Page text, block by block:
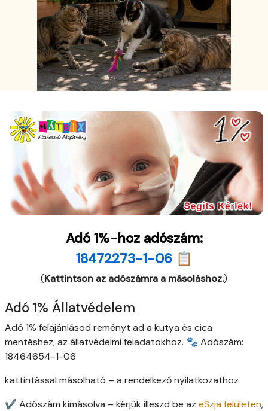
Adó 1%-hoz adószám:
18472273-1-06 📋
(Kattintson az adószámra a másoláshoz.)
Adó 1% Állatvédelem
Adó 1% felajánlásod reményt ad a kutya és cica
mentéshez, az állatvédelmi feladatokhoz. 🐾 Adószám:
18464654-1-06
kattintással másolható – a rendelkező nyilatkozathoz
✔ Adószám kimásolva – kérjük illeszd be az eSzja felületen,